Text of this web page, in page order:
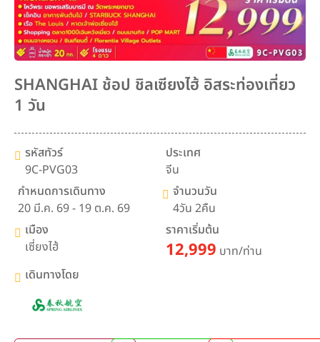
SHANGHAI ช้อป ชิลเซียงไฮ้ อิสระท่องเที่ยว
1 วัน
รหัสทัวร์
9C-PVG03
ประเทศ
จีน
กำหนดการเดินทาง
20 มี.ค. 69 - 19 ต.ค. 69
จำนวนวัน
4วัน 2คืน
เมือง
เซี่ยงไฮ้
ราคาเริ่มต้น
12,999 บาท/ท่าน
เดินทางโดย